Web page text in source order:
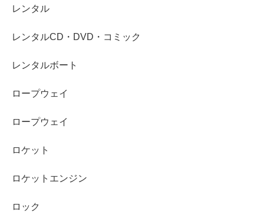
レンタル
レンタルCD・DVD・コミック
レンタルボート
ロープウェイ
ロープウェイ
ロケット
ロケットエンジン
ロック